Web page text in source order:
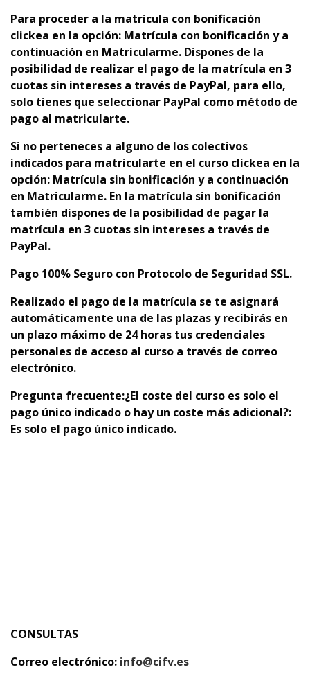
Para proceder a la matricula con bonificación
clickea en la opción: Matrícula con bonificación y a
continuación en Matricularme. Dispones de la
posibilidad de realizar el pago de la matrícula en 3
cuotas sin intereses a través de PayPal, para ello,
solo tienes que seleccionar PayPal como método de
pago al matricularte.
Si no perteneces a alguno de los colectivos
indicados para matricularte en el curso clickea en la
opción: Matrícula sin bonificación y a continuación
en Matricularme. En la matrícula sin bonificación
también dispones de la posibilidad de pagar la
matrícula en 3 cuotas sin intereses a través de
PayPal.
Pago 100% Seguro con Protocolo de Seguridad SSL.
Realizado el pago de la matrícula se te asignará
automáticamente una de las plazas y recibirás en
un plazo máximo de 24 horas tus credenciales
personales de acceso al curso a través de correo
electrónico.
Pregunta frecuente:¿El coste del curso es solo el
pago único indicado o hay un coste más adicional?:
Es solo el pago único indicado.
CONSULTAS
Correo electrónico: info@cifv.es